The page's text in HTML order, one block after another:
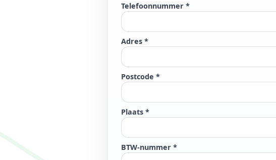
Telefoonnummer *
Adres *
Postcode *
Plaats *
BTW-nummer *